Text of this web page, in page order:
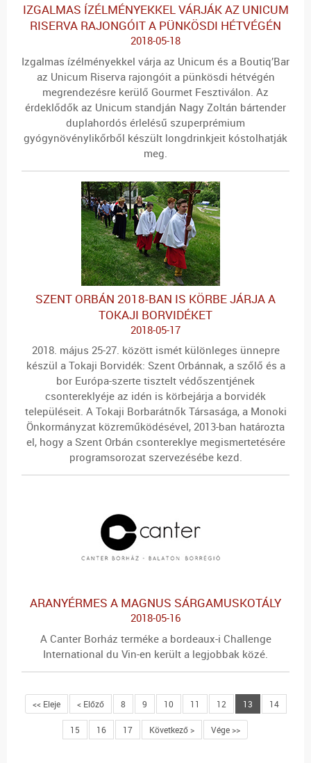
IZGALMAS ÍZÉLMÉNYEKKEL VÁRJÁK AZ UNICUM
RISERVA RAJONGÓIT A PÜNKÖSDI HÉTVÉGÉN
2018-05-18
Izgalmas ízélményekkel várja az Unicum és a Boutiq’Bar
az Unicum Riserva rajongóit a pünkösdi hétvégén
megrendezésre kerülő Gourmet Fesztiválon. Az
érdeklődők az Unicum standján Nagy Zoltán bártender
duplahordós érlelésű szuperprémium
gyógynövénylikőrből készült longdrinkjeit kóstolhatják
meg.
SZENT ORBÁN 2018-BAN IS KÖRBE JÁRJA A
TOKAJI BORVIDÉKET
2018-05-17
2018. május 25-27. között ismét különleges ünnepre
készül a Tokaji Borvidék: Szent Orbánnak, a szőlő és a
bor Európa-szerte tisztelt védőszentjének
csontereklyéje az idén is körbejárja a borvidék
településeit. A Tokaji Borbarátnők Társasága, a Monoki
Önkormányzat közreműködésével, 2013-ban határozta
el, hogy a Szent Orbán csontereklye megismertetésére
programsorozat szervezésébe kezd.
ARANYÉRMES A MAGNUS SÁRGAMUSKOTÁLY
2018-05-16
A Canter Borház terméke a bordeaux-i Challenge
International du Vin-en került a legjobbak közé.
<< Eleje < Előző 8 9 10 11 12 13 14
15 16 17 Következő > Vége >>